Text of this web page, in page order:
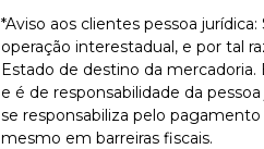
*Aviso aos clientes pessoa
operação interestadual, e por tal
Estado de destino da
e é de responsabilidade da
se responsabiliza pelo
mesmo em barreiras fiscais.